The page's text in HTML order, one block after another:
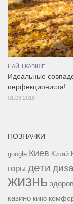
НАЙЦІКАВІШЕ
Идеальные
перфекциониста!
01.03.2016
ПОЗНАЧКИ
google Киев Китай
горы дети
жизнь
казино кино